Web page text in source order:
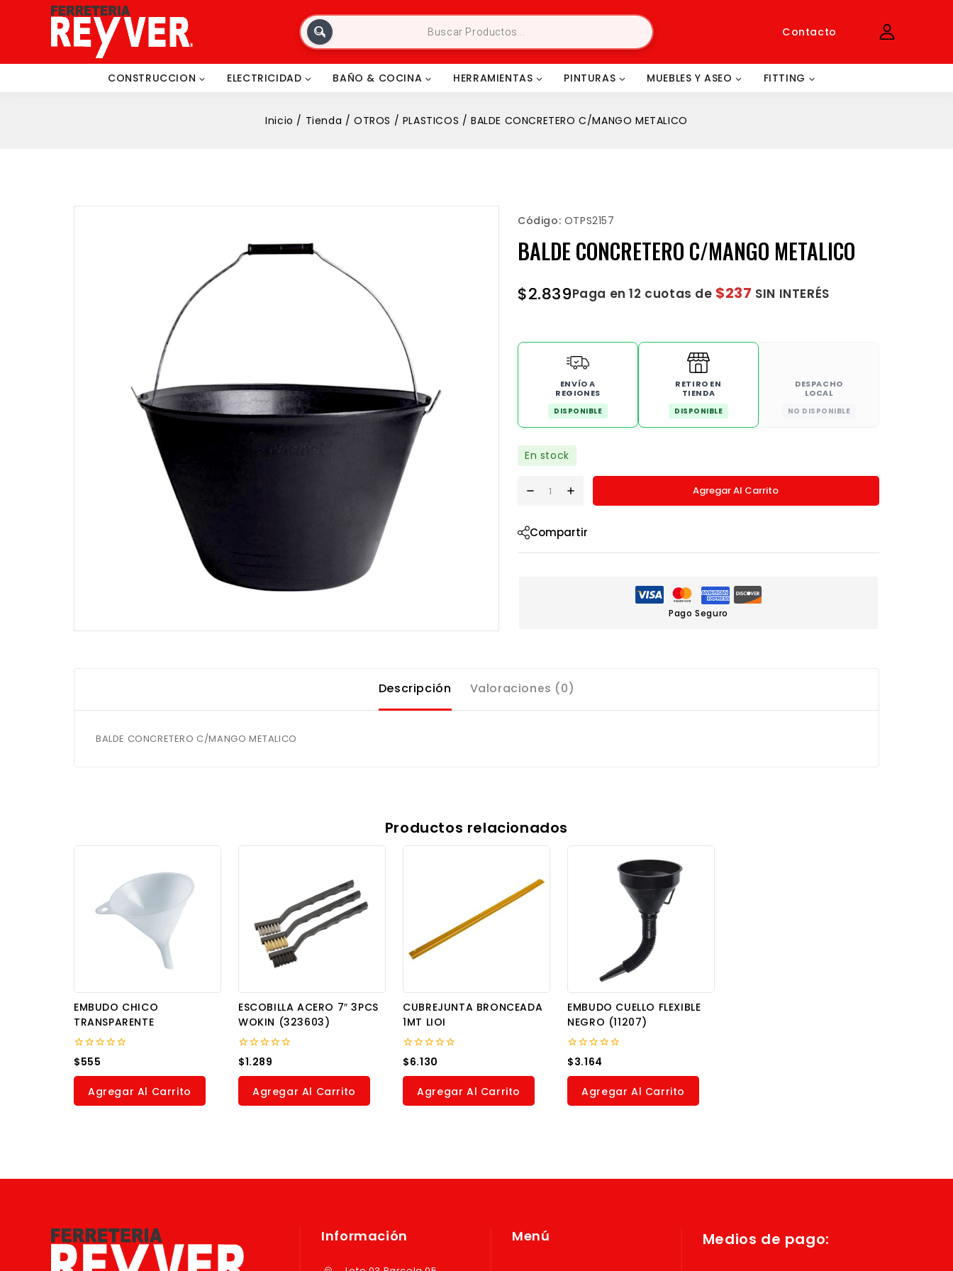
Contacto
CONSTRUCCION ELECTRICIDAD BAÑO & COCINA HERRAMIENTAS PINTURAS MUEBLES Y ASEO FITTING
Inicio / Tienda / OTROS / PLASTICOS / BALDE CONCRETERO C/MANGO METALICO
Código: OTPS2157
BALDE CONCRETERO C/MANGO METALICO
$2.839Paga en 12 cuotas de $237 SIN INTERÉS
ENVÍO A
REGIONES
DISPONIBLE
RETIRO EN
TIENDA
DISPONIBLE
DESPACHO
LOCAL
NO DISPONIBLE
En stock
Agregar Al Carrito
Compartir
Pago Seguro
Descripción Valoraciones (0)
BALDE CONCRETERO C/MANGO METALICO
Productos relacionados
EMBUDO CHICO
TRANSPARENTE
0
out
of
$555
Agregar Al Carrito
ESCOBILLA ACERO 7″ 3PCS
WOKIN (323603)
0
out
of
$1.289
Agregar Al Carrito
CUBREJUNTA BRONCEADA
1MT LIOI
0
out
of
$6.130
Agregar Al Carrito
EMBUDO CUELLO FLEXIBLE
NEGRO (11207)
0
out
of
$3.164
Agregar Al Carrito
Información Menú Medios de pago: